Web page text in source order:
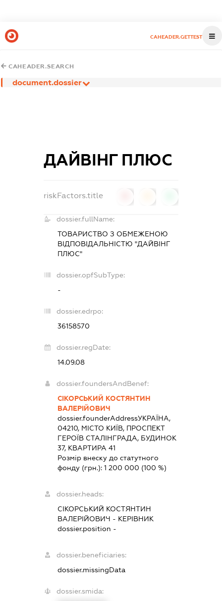
CAHEADER.GETTEST
CAHEADER.SEARCH
document.dossier
ДАЙВІНГ ПЛЮС
riskFactors.title
dossier.fullName:
ТОВАРИСТВО З ОБМЕЖЕНОЮ
ВІДПОВІДАЛЬНІСТЮ "ДАЙВІНГ
ПЛЮС"
dossier.opfSubType:
-
dossier.edrpo:
36158570
dossier.regDate:
14.09.08
dossier.foundersAndBenef:
СІКОРСЬКИЙ КОСТЯНТИН
ВАЛЕРІЙОВИЧ
dossier.founderAddressУКРАЇНА,
04210, МІСТО КИЇВ, ПРОСПЕКТ
ГЕРОЇВ СТАЛІНГРАДА, БУДИНОК
37, КВАРТИРА 41
Розмір внеску до статутного
фонду (грн.): 1 200 000 (100 %)
dossier.heads:
СІКОРСЬКИЙ КОСТЯНТИН
ВАЛЕРІЙОВИЧ - КЕРІВНИК
dossier.position -
dossier.beneficiaries:
dossier.missingData
dossier.smida: